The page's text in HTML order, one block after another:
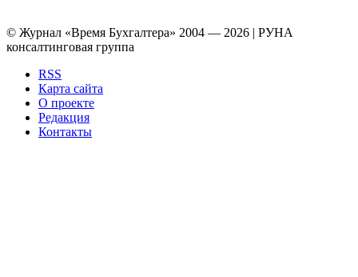
© Журнал «Время Бухгалтера» 2004 — 2026 | РУНА
консалтинговая группа
RSS
Карта сайта
О проекте
Редакция
Контакты